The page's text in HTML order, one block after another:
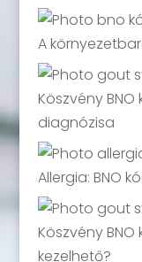
A
Köszvény
diagnózisa
Allergia: BNO
Köszvény
kezelhető?